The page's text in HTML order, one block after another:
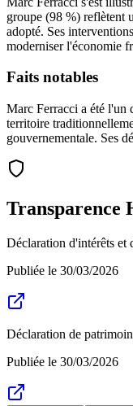
groupe (98 %) reflètent
adopté. Ses
moderniser l'économie
Faits notables
Marc Ferracci a été l'un
territoire
gouvernementale. Ses
Transparence
Déclaration d'intérêts et
Publiée le 30/03/2026
Déclaration de
Publiée le 30/03/2026